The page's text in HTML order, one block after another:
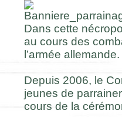
Dans cette
au cours des
l’armée allemande.
Depuis 2006, le
jeunes de
cours de la